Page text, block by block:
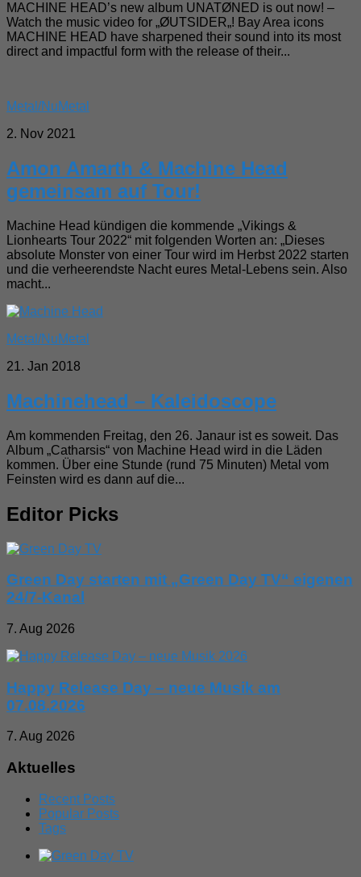
MACHINE HEAD’s new album UNATØNED is out now! –
Watch the music video for „ØUTSIDER„! Bay Area icons
MACHINE HEAD have sharpened their sound into its most
direct and impactful form with the release of their...
Metal/NuMetal
2. Nov 2021
Amon Amarth & Machine Head
gemeinsam auf Tour!
Machine Head kündigen die kommende „Vikings &
Lionhearts Tour 2022“ mit folgenden Worten an: „Dieses
absolute Monster von einer Tour wird im Herbst 2022 starten
und die verheerendste Nacht eures Metal-Lebens sein. Also
macht...
Metal/NuMetal
21. Jan 2018
Machinehead – Kaleidoscope
Am kommenden Freitag, den 26. Janaur ist es soweit. Das
Album „Catharsis“ von Machine Head wird in die Läden
kommen. Über eine Stunde (rund 75 Minuten) Metal vom
Feinsten wird es dann auf die...
Editor Picks
Green Day starten mit „Green Day TV“ eigenen
24/7-Kanal
7. Aug 2026
Happy Release Day – neue Musik am
07.08.2026
7. Aug 2026
Aktuelles
Recent Posts
Popular Posts
Tags